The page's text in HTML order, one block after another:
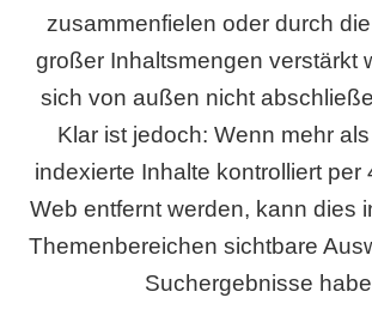
zusammenfielen oder durch
großer Inhaltsmengen verstärkt
sich von außen nicht
Klar ist jedoch: Wenn mehr
indexierte Inhalte kontrolliert per
Web entfernt werden, kann dies
Themenbereichen sichtbare
Suchergebnisse